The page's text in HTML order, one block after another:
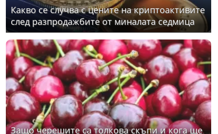
Какво се случва с цените на криптоактивите
след разпродажбите от миналата седмица
Защо черешите са толкова скъпи и кога ще